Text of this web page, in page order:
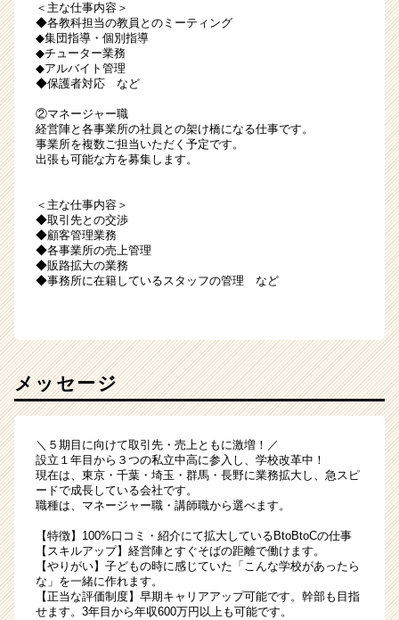
＜主な仕事内容＞
◆各教科担当の教員とのミーティング
◆集団指導・個別指導
◆チューター業務
◆アルバイト管理
◆保護者対応 など
②マネージャー職
経営陣と各事業所の社員との架け橋になる仕事です。
事業所を複数ご担当いただく予定です。
出張も可能な方を募集します。
＜主な仕事内容＞
◆取引先との交渉
◆顧客管理業務
◆各事業所の売上管理
◆販路拡大の業務
◆事務所に在籍しているスタッフの管理 など
メッセージ
＼５期目に向けて取引先・売上ともに激増！／
設立１年目から３つの私立中高に参入し、学校改革中！
現在は、東京・千葉・埼玉・群馬・長野に業務拡大し、急スピ
ードで成長している会社です。
職種は、マネージャー職・講師職から選べます。
【特徴】100%口コミ・紹介にて拡大しているBtoBtoCの仕事
【スキルアップ】経営陣とすぐそばの距離で働けます。
【やりがい】子どもの時に感じていた「こんな学校があったら
な」を一緒に作れます。
【正当な評価制度】早期キャリアアップ可能です。幹部も目指
せます。3年目から年収600万円以上も可能です。